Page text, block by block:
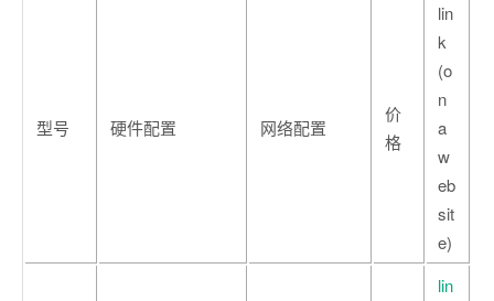
型号 硬件配置 网络配置
价
格
lin
k
(o
n
a
w
eb
sit
e)
lin